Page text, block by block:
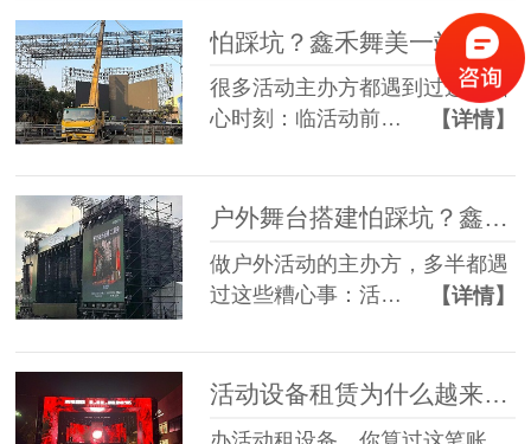
怕踩坑？鑫禾舞美一站式租赁搭建帮你省一半心
很多活动主办方都遇到过这些糟
心时刻：临活动前…
【详情】
户外舞台搭建怕踩坑？鑫禾舞美给你稳稳的保障
做户外活动的主办方，多半都遇
过这些糟心事：活…
【详情】
活动设备租赁为什么越来越多人选一站式？